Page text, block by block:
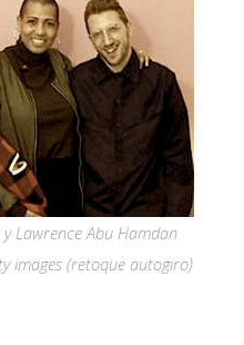
Lawrence Abu Hamdan
images (retoque autogiro)